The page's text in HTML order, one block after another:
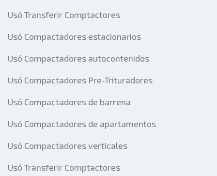
Usó Transferir Comptactores
Usó Compactadores estacionarios
Usó Compactadores autocontenidos
Usó Compactadores Pre-Trituradores
Usó Compactadores de barrena
Usó Compactadores de apartamentos
Usó Compactadores verticales
Usó Transferir Comptactores